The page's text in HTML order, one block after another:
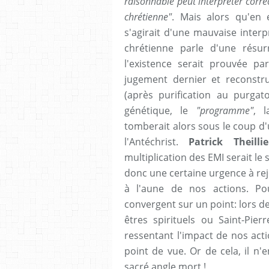
chrétienne". Mais alors qu'en
s'agirait d'une mauvaise
chrétienne parle d'une
l'existence serait prouvée
jugement dernier et
(après purification au
génétique, le "programme",
tomberait alors sous le coup
l'Antéchrist. Patrick
multiplication des EMI serait le
donc une certaine urgence à
à l'aune de nos actions.
convergent sur un point: lors
êtres spirituels ou Saint-
ressentant l'impact de nos
point de vue. Or de cela, il